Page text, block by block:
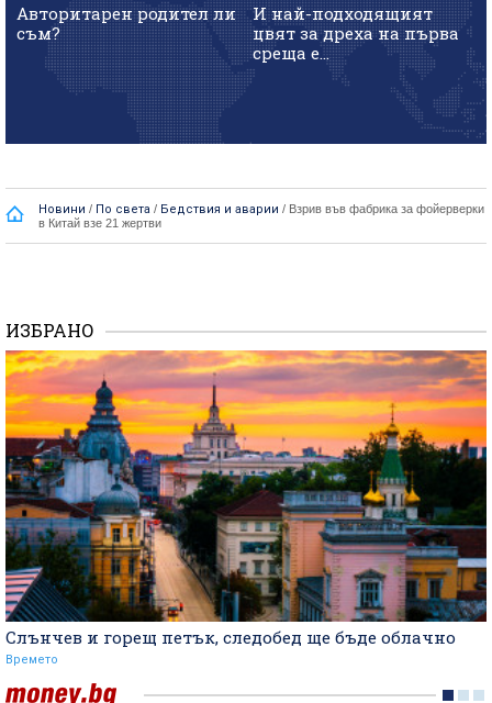
Авторитарен родител ли
съм?
И най-подходящият
цвят за дреха на първа
среща е...
Новини / По света / Бедствия и аварии / Взрив във фабрика за фойерверки
в Китай взе 21 жертви
ИЗБРАНО
Слънчев и горещ петък, следобед ще бъде облачно
Времето